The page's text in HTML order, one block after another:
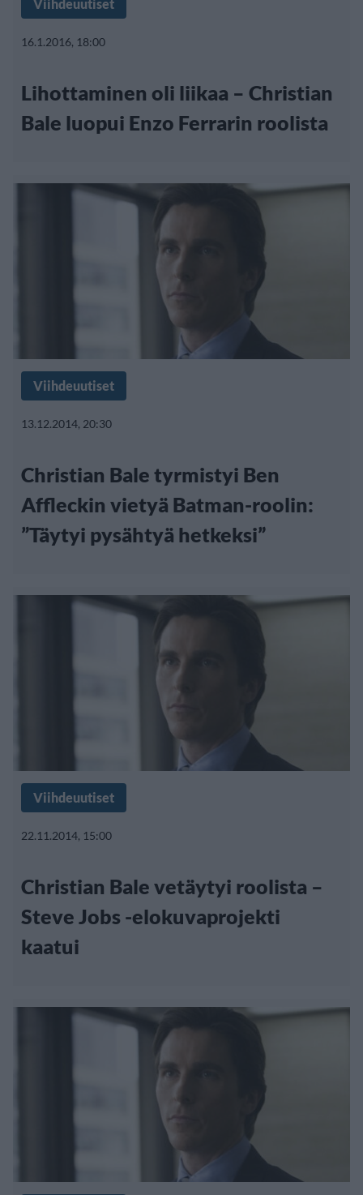
Viihdeuutiset
16.1.2016, 18:00
Lihottaminen oli liikaa – Christian
Bale luopui Enzo Ferrarin roolista
Viihdeuutiset
13.12.2014, 20:30
Christian Bale tyrmistyi Ben
Affleckin vietyä Batman-roolin:
”Täytyi pysähtyä hetkeksi”
Viihdeuutiset
22.11.2014, 15:00
Christian Bale vetäytyi roolista –
Steve Jobs -elokuvaprojekti
kaatui